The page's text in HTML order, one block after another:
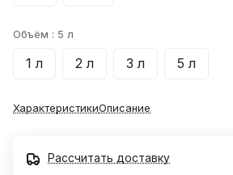
Объём : 5 л
1 л 2 л 3 л 5 л
ХарактеристикиОписание
Рассчитать доставку